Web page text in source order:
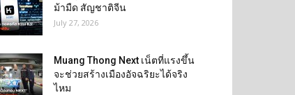
ม้ามืด สัญชาติจีน
July 27, 2026
Muang Thong Next เน็ตที่แรงขึ้น
จะช่วยสร้างเมืองอัจฉริยะได้จริง
ไหม